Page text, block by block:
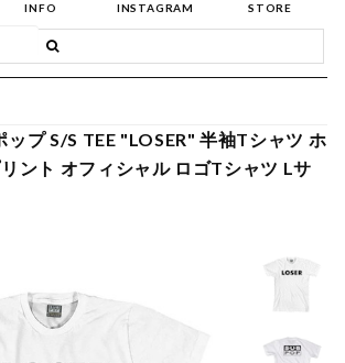
INFO INSTAGRAM STORE
ップ S/S TEE "LOSER" 半袖Tシャツ ホ
ント オフィシャル ロゴTシャツ Lサ